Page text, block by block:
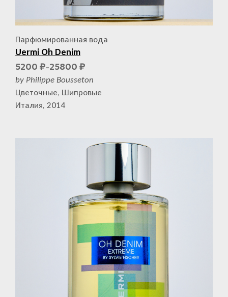
Парфюмированная вода
Uermi Oh Denim
5200 ₽–25800 ₽
by Philippe Bousseton
Цветочные, Шипровые
Италия, 2014